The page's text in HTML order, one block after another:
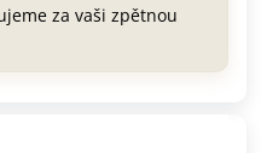
za vaši zpětnou